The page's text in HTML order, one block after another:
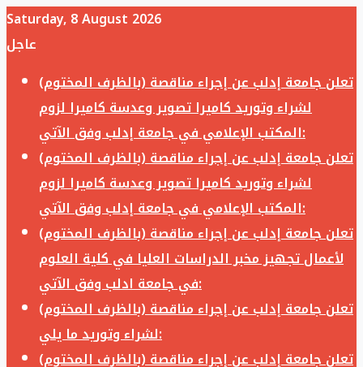
Saturday, 8 August 2026
عاجل
تعلن جامعة إدلب عن إجراء مناقصة (بالظرف المختوم)
لشراء وتوريد كاميرا تصوير وعدسة كاميرا لزوم
المكتب الإعلامي في جامعة إدلب وفق الآتي:
تعلن جامعة إدلب عن إجراء مناقصة (بالظرف المختوم)
لشراء وتوريد كاميرا تصوير وعدسة كاميرا لزوم
المكتب الإعلامي في جامعة إدلب وفق الآتي:
تعلن جامعة إدلب عن إجراء مناقصة (بالظرف المختوم)
لأعمال تجهيز مخبر الدراسات العليا في كلية العلوم
في جامعة ادلب وفق الآتي:
تعلن جامعة إدلب عن إجراء مناقصة (بالظرف المختوم)
لشراء وتوريد ما يلي:
تعلن جامعة إدلب عن إجراء مناقصة (بالظرف المختوم)